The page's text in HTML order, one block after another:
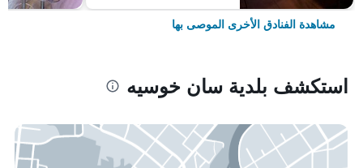
مشاهدة الفنادق الأخرى الموصى بها
استكشف بلدية سان خوسيه